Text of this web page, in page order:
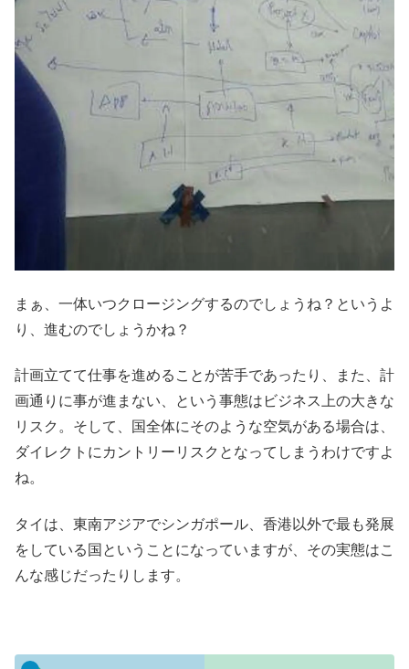
まぁ、一体いつクロージングするのでしょうね？というよ
り、進むのでしょうかね？
計画立てて仕事を進めることが苦手であったり、また、計
画通りに事が進まない、という事態はビジネス上の大きな
リスク。そして、国全体にそのような空気がある場合は、
ダイレクトにカントリーリスクとなってしまうわけですよ
ね。
タイは、東南アジアでシンガポール、香港以外で最も発展
をしている国ということになっていますが、その実態はこ
んな感じだったりします。